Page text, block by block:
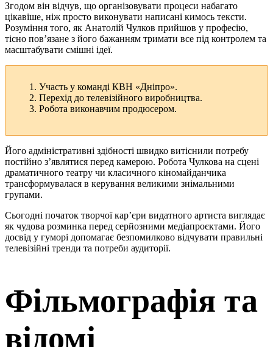
Згодом він відчув, що організовувати процеси набагато
цікавіше, ніж просто виконувати написані кимось тексти.
Розуміння того, як Анатолій Чулков прийшов у професію,
тісно пов’язане з його бажанням тримати все під контролем та
масштабувати смішні ідеї.
Участь у команді КВН «Дніпро».
Перехід до телевізійного виробництва.
Робота виконавчим продюсером.
Його адміністративні здібності швидко витіснили потребу
постійно з’являтися перед камерою. Робота Чулкова на сцені
драматичного театру чи класичного кіномайданчика
трансформувалася в керування великими знімальними
групами.
Сьогодні початок творчої кар’єри видатного артиста виглядає
як чудова розминка перед серйозними медіапроєктами. Його
досвід у гуморі допомагає безпомилково відчувати правильні
телевізійні тренди та потреби аудиторії.
Фільмографія та
відомі